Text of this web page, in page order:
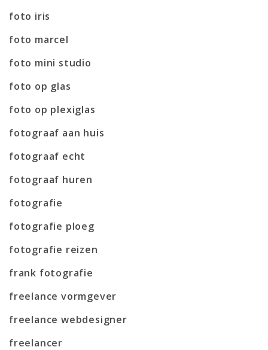
foto iris
foto marcel
foto mini studio
foto op glas
foto op plexiglas
fotograaf aan huis
fotograaf echt
fotograaf huren
fotografie
fotografie ploeg
fotografie reizen
frank fotografie
freelance vormgever
freelance webdesigner
freelancer